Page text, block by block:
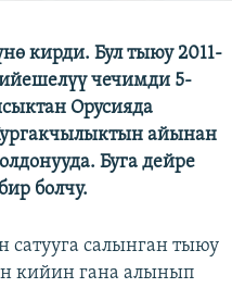
кирди. Бул тыюу 2011-
чечимди 5-
Орусияда
айынан
Буга дейре
болчу.
салынган тыюу
кийин гана алынып